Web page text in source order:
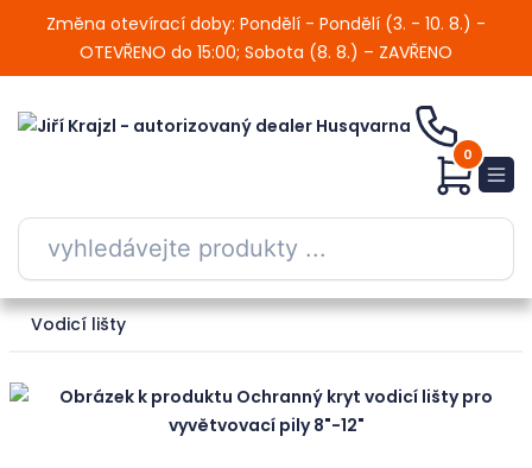
Změna otevírací doby: Pondělí - Pondělí (3. - 10. 8.) -
OTEVŘENO do 15:00; Sobota (8. 8.) – ZAVŘENO
0
Vodicí lišty